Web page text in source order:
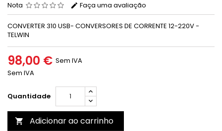
Nota Faça uma avaliação
CONVERTER 310 USB- CONVERSORES DE CORRENTE 12-220V -
TELWIN
98,00 € Sem IVA
Sem IVA
Quantidade
 Adicionar ao carrinho